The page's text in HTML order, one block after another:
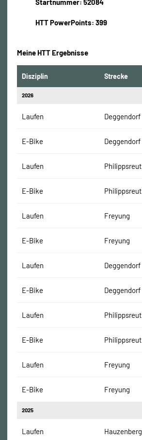
Startnummer: 52084
HTT PowerPoints: 399
Meine HTT Ergebnisse
Disziplin Strecke
2026
Laufen Deggendorf
E-Bike Deggendorf
Laufen Philippsreut
E-Bike Philippsreut
Laufen Freyung
E-Bike Freyung
Laufen Deggendorf
E-Bike Deggendorf
Laufen Philippsreut
E-Bike Philippsreut
Laufen Freyung
E-Bike Freyung
2025
Laufen Hauzenberg